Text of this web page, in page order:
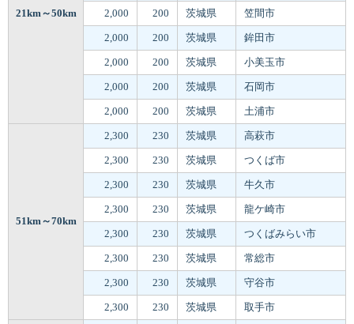
21km～50km 2,000 200 茨城県 笠間市
2,000 200 茨城県 鉾田市
2,000 200 茨城県 小美玉市
2,000 200 茨城県 石岡市
2,000 200 茨城県 土浦市
51km～70km
2,300 230 茨城県 高萩市
2,300 230 茨城県 つくば市
2,300 230 茨城県 牛久市
2,300 230 茨城県 龍ケ崎市
2,300 230 茨城県 つくばみらい市
2,300 230 茨城県 常総市
2,300 230 茨城県 守谷市
2,300 230 茨城県 取手市